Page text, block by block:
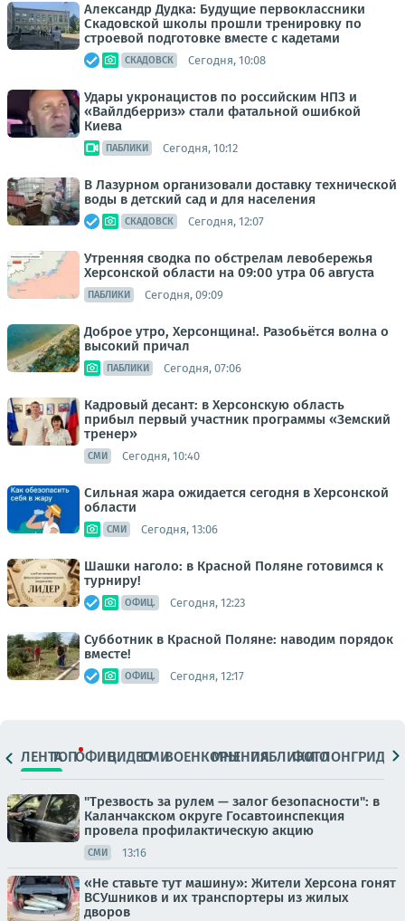
Александр Дудка: Будущие первоклассники
Скадовской школы прошли тренировку по
строевой подготовке вместе с кадетами
СКАДОВСК Сегодня, 10:08
Удары укронацистов по российским НПЗ и
«Вайлдберриз» стали фатальной ошибкой
Киева
ПАБЛИКИ Сегодня, 10:12
В Лазурном организовали доставку технической
воды в детский сад и для населения
СКАДОВСК Сегодня, 12:07
Утренняя сводка по обстрелам левобережья
Херсонской области на 09:00 утра 06 августа
ПАБЛИКИ Сегодня, 09:09
Доброе утро, Херсонщина!. Разобьётся волна о
высокий причал
ПАБЛИКИ Сегодня, 07:06
Кадровый десант: в Херсонскую область
прибыл первый участник программы «Земский
тренер»
СМИ Сегодня, 10:40
Сильная жара ожидается сегодня в Херсонской
области
СМИ Сегодня, 13:06
Шашки наголо: в Красной Поляне готовимся к
турниру!
ОФИЦ. Сегодня, 12:23
Субботник в Красной Поляне: наводим порядок
вместе!
ОФИЦ. Сегодня, 12:17
ЛЕНТАТОПОФИЦ.ВИДЕОСМИВОЕНКОРЫМНЕНИЯПАБЛИКИ
ФОТОЛОНГРИДЫ
"Трезвость за рулем — залог безопасности": в
Каланчакском округе Госавтоинспекция
провела профилактическую акцию
СМИ 13:16
«Не ставьте тут машину»: Жители Херсона гонят
ВСУшников и их транспортеры из жилых
дворов